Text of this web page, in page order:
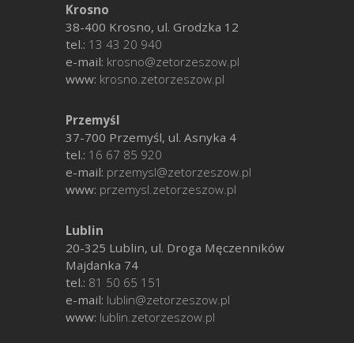
Krosno
38-400 Krosno, ul. Grodzka 12
tel.: 13 43 20 940
e-mail: krosno@zetorzeszow.pl
www: krosno.zetorzeszow.pl
Przemyśl
37-700 Przemyśl, ul. Asnyka 4
tel.: 16 67 85 920
e-mail: przemysl@zetorzeszow.pl
www: przemysl.zetorzeszow.pl
Lublin
20-325 Lublin, ul. Droga Męczenników
Majdanka 74
tel.: 81 50 65 151
e-mail: lublin@zetorzeszow.pl
www: lublin.zetorzeszow.pl